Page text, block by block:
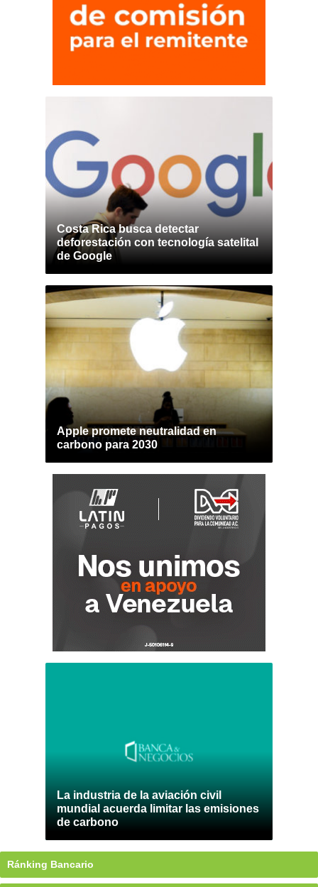
Costa Rica busca detectar
deforestación con tecnología satelital
de Google
Apple promete neutralidad en
carbono para 2030
La industria de la aviación civil
mundial acuerda limitar las emisiones
de carbono
Ránking Bancario